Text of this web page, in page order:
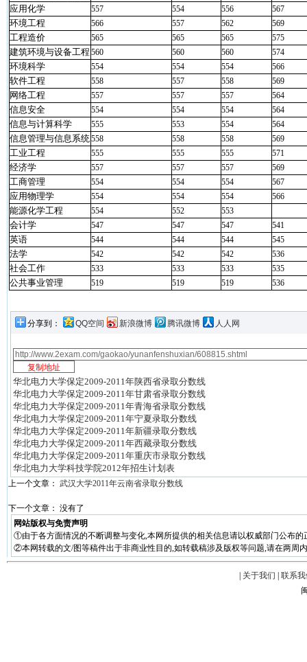
应用化学 557 554 556 567
环境工程 566 557 562 569
工程造价 565 565 565 575
建筑环境与设备工程 560 560 560 574
环境科学 554 554 554 566
软件工程 558 557 558 569
网络工程 557 557 557 564
信息安全 554 554 554 564
信息与计算科学 555 553 554 564
信息管理与信息系统558 558 558 569
工业工程 555 555 555 571
经济学 557 557 557 569
工商管理 554 554 554 567
应用物理学 554 554 554 566
能源化学工程 554 552 553
会计学 547 547 547 541
英语 544 544 544 545
法学 542 542 542 536
社会工作 533 533 533 535
公共事业管理 519 519 519 536
分享到： QQ空间 新浪微博 腾讯微博 人人网
华北电力大学保定2009-2011年陕西省录取分数线
华北电力大学保定2009-2011年甘肃省录取分数线
华北电力大学保定2009-2011年青海省录取分数线
华北电力大学保定2009-2011年宁夏录取分数线
华北电力大学保定2009-2011年新疆录取分数线
华北电力大学保定2009-2011年西藏录取分数线
华北电力大学保定2009-2011年重庆市录取分数线
华北电力大学科技学院2012年招生计划表
上一个文章： 武汉大学2011年云南省录取分数线
下一个文章： 没有了
网站版权与免责声明
①由于各方面情况的不断调整与变化,本网所提供的相关信息请以权威部门公布的
②本网转载的文/图等稿件出于非商业性目的,如转载稿涉及版权等问题,请在两周
关于我们
联系